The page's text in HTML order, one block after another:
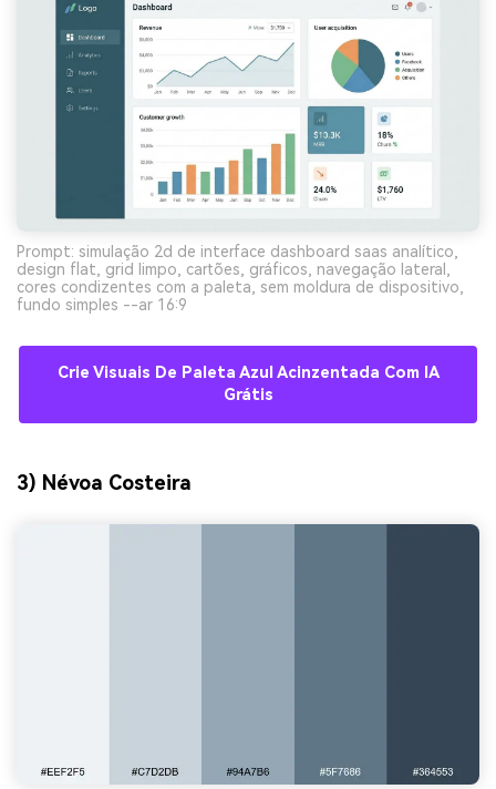
Prompt: simulação 2d de interface dashboard saas analítico,
design flat, grid limpo, cartões, gráficos, navegação lateral,
cores condizentes com a paleta, sem moldura de dispositivo,
fundo simples --ar 16:9
Crie Visuais De Paleta Azul Acinzentada Com IA
Grátis
3) Névoa Costeira